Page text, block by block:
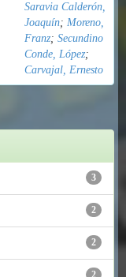
Saravia Calderón,
Joaquín; Moreno,
Franz; Secundino
Conde, López;
Carvajal, Ernesto
3
2
2
2